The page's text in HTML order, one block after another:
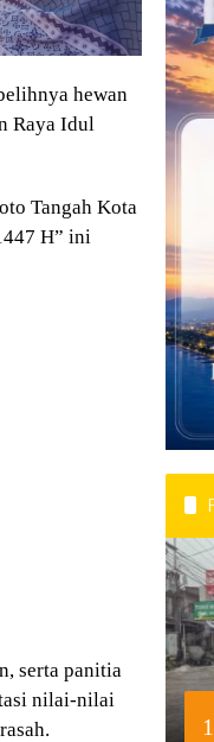
hewan
Raya Idul
Tangah Kota
H” ini
serta panitia
nilai-nilai
1